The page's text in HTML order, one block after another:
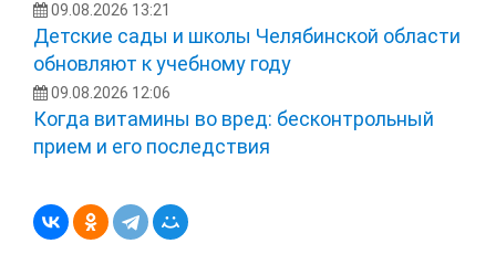
09.08.2026 13:21
Детские сады и школы Челябинской области
обновляют к учебному году
09.08.2026 12:06
Когда витамины во вред: бесконтрольный
прием и его последствия